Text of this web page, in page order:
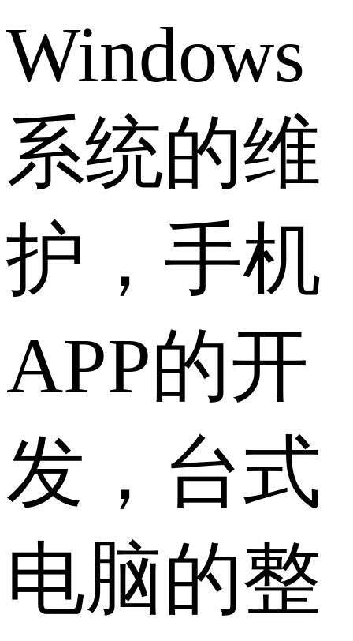
Windows
系统的维
护，手机
APP的开
发，台式
电脑的整